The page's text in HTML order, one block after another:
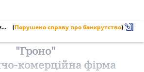
Карта підприємства від 24.02.2000 № 21356511 (Порушено справу про банкрутство)
"Гроно"
комерційна фірма